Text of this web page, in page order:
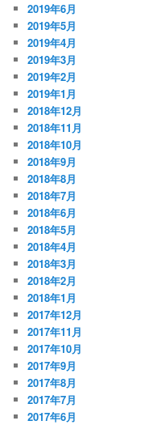
2019年6月
2019年5月
2019年4月
2019年3月
2019年2月
2019年1月
2018年12月
2018年11月
2018年10月
2018年9月
2018年8月
2018年7月
2018年6月
2018年5月
2018年4月
2018年3月
2018年2月
2018年1月
2017年12月
2017年11月
2017年10月
2017年9月
2017年8月
2017年7月
2017年6月